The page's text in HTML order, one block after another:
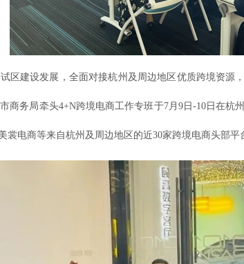
区建设发展，全面对接杭州及周边地区优质跨境资
商务局牵头4+N跨境电商工作专班于7月9日-10日在
裳电商等来自杭州及周边地区的近30家跨境电商头部平